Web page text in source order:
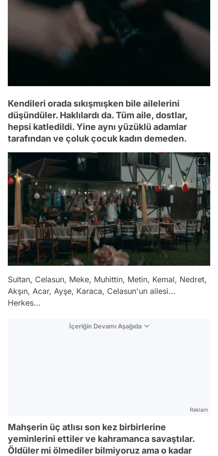
Kendileri orada sıkışmışken bile ailelerini
düşündüler. Haklılardı da. Tüm aile, dostlar,
hepsi katledildi. Yine aynı yüzüklü adamlar
tarafından ve çoluk çocuk kadın demeden.
Sultan, Celasun, Meke, Muhittin, Metin, Kemal, Nedret,
Akşın, Acar, Ayşe, Karaca, Celasun'un ailesi...
Herkes...
İçeriğin Devamı Aşağıda
Reklam
Mahşerin üç atlısı son kez birbirlerine
yeminlerini ettiler ve kahramanca savaştılar.
Öldüler mi ölmediler bilmiyoruz ama o kadar